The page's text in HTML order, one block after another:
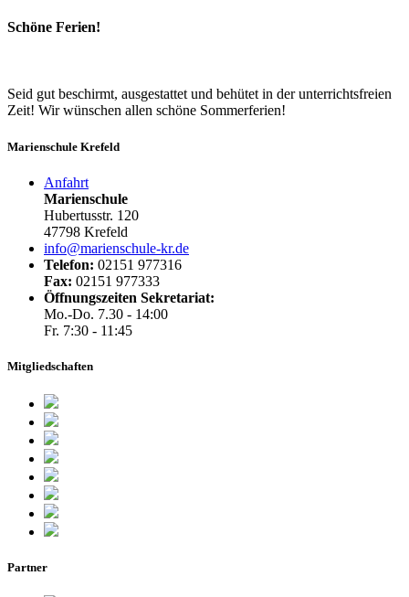
Schöne Ferien!
Seid gut beschirmt, ausgestattet und behütet in der unterrichtsfreien
Zeit! Wir wünschen allen schöne Sommerferien!
Marienschule Krefeld
Anfahrt
Marienschule
Hubertusstr. 120
47798 Krefeld
info@marienschule-kr.de
Telefon: 02151 977316
Fax: 02151 977333
Öffnungszeiten Sekretariat:
Mo.-Do. 7.30 - 14:00
Fr. 7:30 - 11:45
Mitgliedschaften
Partner